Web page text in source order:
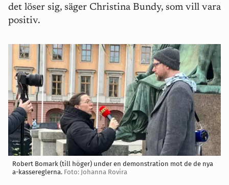
det löser sig, säger Christina Bundy, som vill vara
positiv.
Robert Bomark (till höger) under en demonstration mot de de nya
a-kassereglerna. Foto: Johanna Rovira